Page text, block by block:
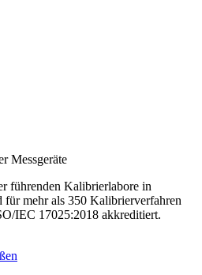
Messgeräte
führenden Kalibrierlabore in
für mehr als 350 Kalibrierverfahren
IEC 17025:2018 akkreditiert.